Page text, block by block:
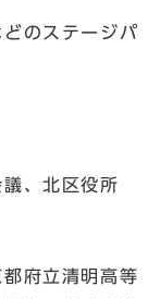
のステージパ
、北区役所
府立清明高等